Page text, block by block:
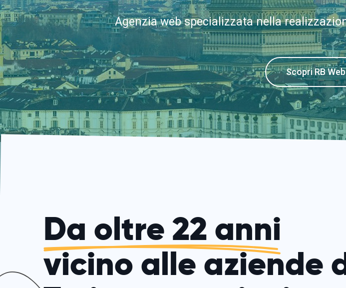
Agenzia web specializzata nella
Scopri RB
Da oltre 22 anni
vicino alle aziende